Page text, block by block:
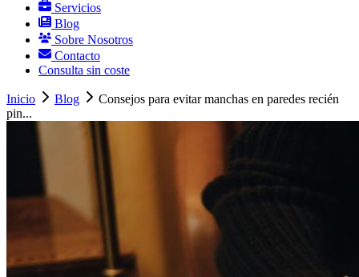
Servicios
Blog
Sobre Nosotros
Contacto
Consulta sin coste
Inicio Blog
Consejos para evitar manchas en paredes recién
pin...